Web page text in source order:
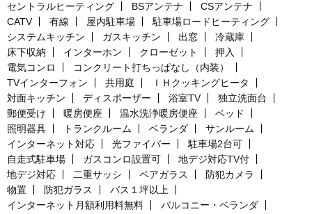
セントラルヒーティング
BSアンテナ
CSアンテナ
CATV
有線 屋内駐車場
駐車場ロードヒーティング
システムキッチン
ガスキッチン 出窓
冷蔵庫
床下収納
インターホン クローゼット
押入
電気コンロ
コンクリート打ちっぱなし（内装）
TVインターフォン
共用庭
ＩＨクッキングヒータ
対面キッチン
ディスポーザー 浴室TV
独立洗面台
郵便受け
暖房便座 温水洗浄暖房便座
ベッド
照明器具
トランクルーム ベランダ
サンルーム
インターネット対応
光ファイバー
駐車場2台可
自走式駐車場
ガスコンロ設置可
地デジ対応TV付
地デジ対応
二重サッシ ペアガラス
防犯カメラ
物置
防犯ガラス
バス１坪以上
インターネット月額利用料無料
バルコニー・ベランダ